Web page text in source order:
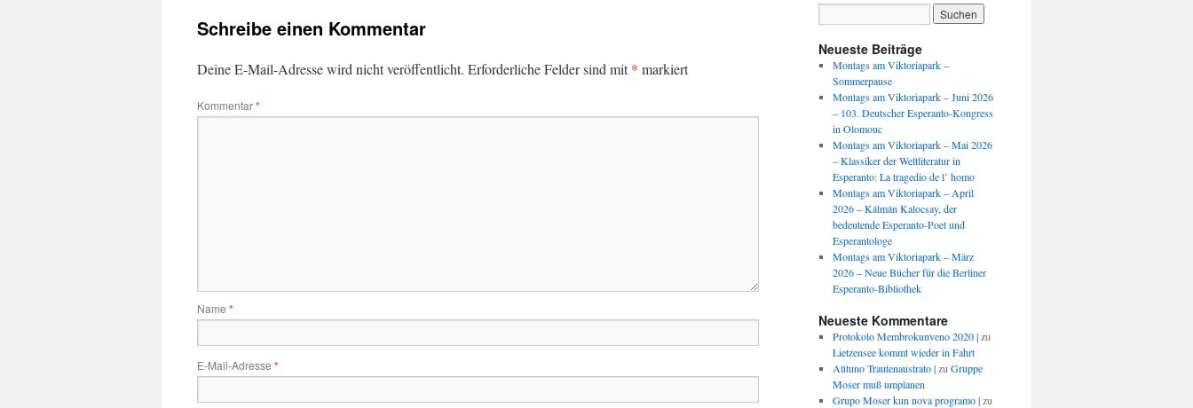
Schreibe einen Kommentar
Deine E-Mail-Adresse wird nicht veröffentlicht. Erforderliche Felder sind mit* markiert
Kommentar*
Name *
E-Mail-Adresse *
Neueste Beiträge
Montags am Viktoriapark –
Sommerpause
Montags am Viktoriapark – Juni 2026
– 103. Deutscher Esperanto-Kongress
in Olomouc
Montags am Viktoriapark – Mai 2026
– Klassiker der Weltliteratur in
Esperanto: La tragedio de l’ homo
Montags am Viktoriapark – April
2026 – Kálmán Kalocsay, der
bedeutende Esperanto-Poet und
Esperantologe
Montags am Viktoriapark – März
2026 – Neue Bücher für die Berliner
Esperanto-Bibliothek
Neueste Kommentare
Protokolo Membrokunveno 2020 |zu
Lietzensee kommt wieder in Fahrt
Aŭtuno Trautenaustrato |zu Gruppe
Moser muß umplanen
Grupo Moser kun nova programo |zu